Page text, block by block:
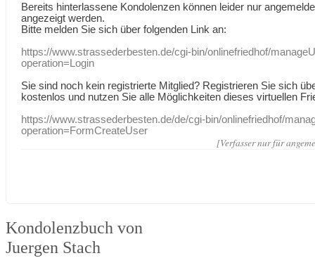
Bereits hinterlassene Kondolenzen können leider nur
angezeigt werden.
Bitte melden Sie sich über folgenden Link an:
https://www.strassederbesten.de/cgi-bin/onlinefriedhof/
operation=Login
Sie sind noch kein registrierte Mitglied? Registrieren Sie sich
kostenlos und nutzen Sie alle Möglichkeiten dieses virtuellen
https://www.strassederbesten.de/de/cgi-bin/onlinefriedhof/
operation=FormCreateUser
[Verfasser nur für
Kondolenzbuch von
Juergen Stach